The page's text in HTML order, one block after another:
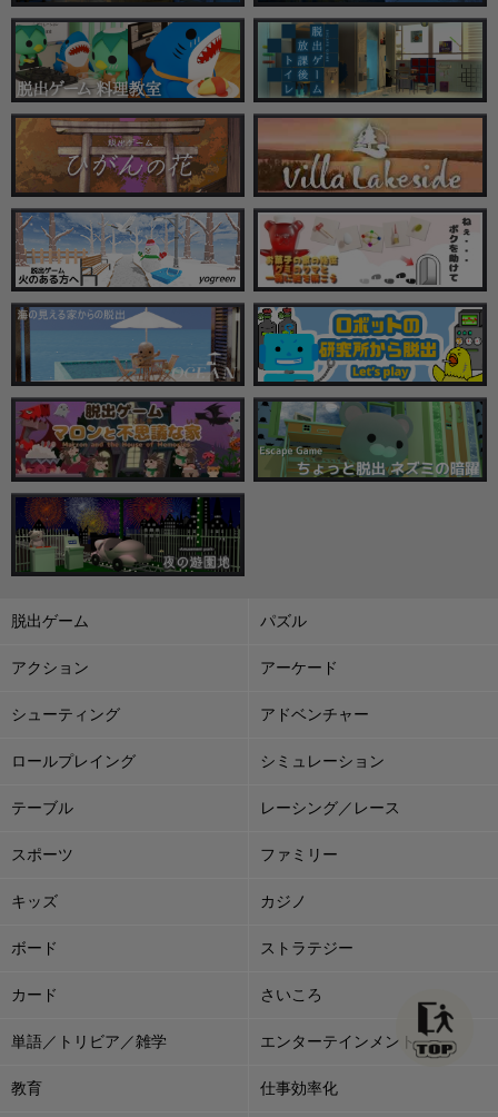
脱出ゲーム パズル
アクション アーケード
シューティング アドベンチャー
ロールプレイング シミュレーション
テーブル レーシング／レース
スポーツ ファミリー
キッズ カジノ
ボード ストラテジー
カード さいころ
単語／トリビア／雑学 エンターテインメント
教育 仕事効率化